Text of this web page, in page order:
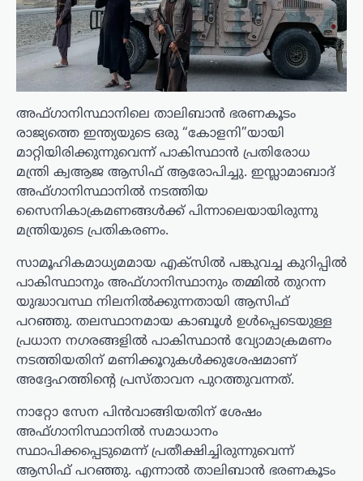
അഫ്ഗാനിസ്ഥാനിലെ താലിബാൻ ഭരണകൂടം
രാജ്യത്തെ ഇന്ത്യയുടെ ഒരു “കോളനി”യായി
മാറ്റിയിരിക്കുന്നുവെന്ന് പാകിസ്ഥാൻ പ്രതിരോധ
മന്ത്രി ക്വആജ ആസിഫ് ആരോപിച്ചു. ഇസ്ലാമാബാദ്
അഫ്ഗാനിസ്ഥാനിൽ നടത്തിയ
സൈനികാക്രമണങ്ങൾക്ക് പിന്നാലെയായിരുന്നു
മന്ത്രിയുടെ പ്രതികരണം.
സാമൂഹികമാധ്യമമായ എക്‌സിൽ പങ്കുവച്ച കുറിപ്പിൽ
പാകിസ്ഥാനും അഫ്ഗാനിസ്ഥാനും തമ്മിൽ തുറന്ന
യുദ്ധാവസ്ഥ നിലനിൽക്കുന്നതായി ആസിഫ്
പറഞ്ഞു. തലസ്ഥാനമായ കാബൂൾ ഉൾപ്പെടെയുള്ള
പ്രധാന നഗരങ്ങളിൽ പാകിസ്ഥാൻ വ്യോമാക്രമണം
നടത്തിയതിന് മണിക്കൂറുകൾക്കുശേഷമാണ്
അദ്ദേഹത്തിന്റെ പ്രസ്താവന പുറത്തുവന്നത്.
നാറ്റോ സേന പിൻവാങ്ങിയതിന് ശേഷം
അഫ്ഗാനിസ്ഥാനിൽ സമാധാനം
സ്ഥാപിക്കപ്പെടുമെന്ന് പ്രതീക്ഷിച്ചിരുന്നുവെന്ന്
ആസിഫ് പറഞ്ഞു. എന്നാൽ താലിബാൻ ഭരണകൂടം